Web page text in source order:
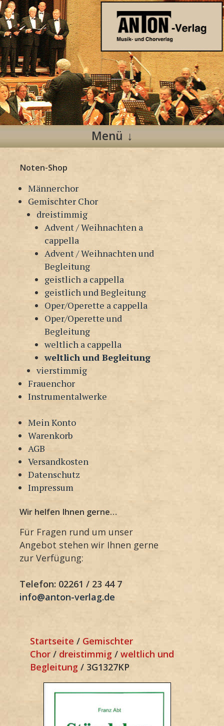
Anton Verlag
Musik- und Chorverlag
Menü
Inhalt
springen
Noten-Shop
Männerchor
Gemischter Chor
dreistimmig
Advent / Weihnachten a
cappella
Advent / Weihnachten und
Begleitung
geistlich a cappella
geistlich und Begleitung
Oper/Operette a cappella
Oper/Operette und
Begleitung
weltlich a cappella
weltlich und Begleitung
vierstimmig
Frauenchor
Instrumentalwerke
Mein Konto
Warenkorb
AGB
Versandkosten
Datenschutz
Impressum
Wir helfen Ihnen gerne…
Für Fragen rund um unser
Angebot stehen wir Ihnen gerne
zur Verfügung:
Telefon: 02261 / 23 44 7
info@anton-verlag.de
Startseite / Gemischter
Chor / dreistimmig / weltlich und
Begleitung / 3G1327KP